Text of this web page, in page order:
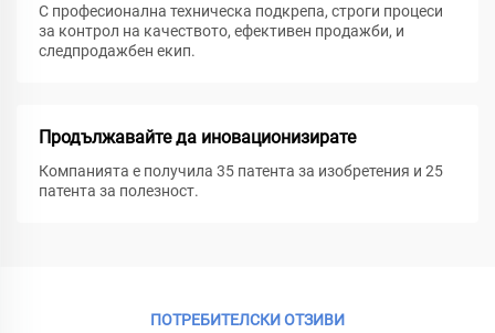
С професионална техническа подкрепа, строги процеси
за контрол на качеството, ефективен продажби, и
следпродажбен екип.
Продължавайте да иновационизирате
Компанията е получила 35 патента за изобретения и 25
патента за полезност.
ПОТРЕБИТЕЛСКИ ОТЗИВИ